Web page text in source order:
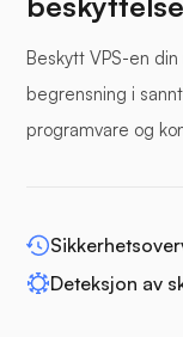
Beskytt VPS-en
begrensning i
programvare og
Deteksjon av